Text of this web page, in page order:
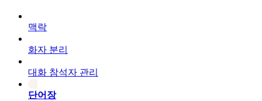
맥락
화자 분리
대화 참석자 관리
단어장